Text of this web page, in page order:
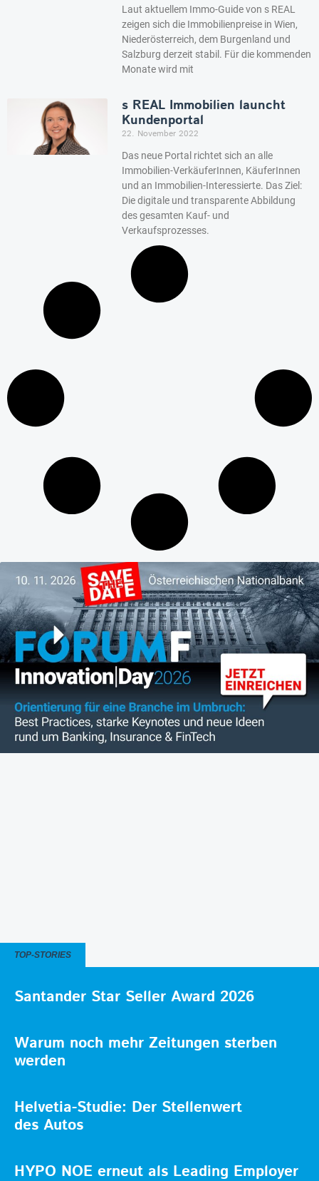
Laut aktuellem Immo-Guide von s REAL
zeigen sich die Immobilienpreise in Wien,
Niederösterreich, dem Burgenland und
Salzburg derzeit stabil. Für die kommenden
Monate wird mit
s REAL Immobilien launcht
Kundenportal
22. November 2022
Das neue Portal richtet sich an alle
Immobilien-VerkäuferInnen, KäuferInnen
und an Immobilien-Interessierte. Das Ziel:
Die digitale und transparente Abbildung
des gesamten Kauf- und
Verkaufsprozesses.
TOP-STORIES
Santander Star Seller Award 2026
Warum noch mehr Zeitungen sterben
werden
Helvetia-Studie: Der Stellenwert
des Autos
HYPO NOE erneut als Leading Employer